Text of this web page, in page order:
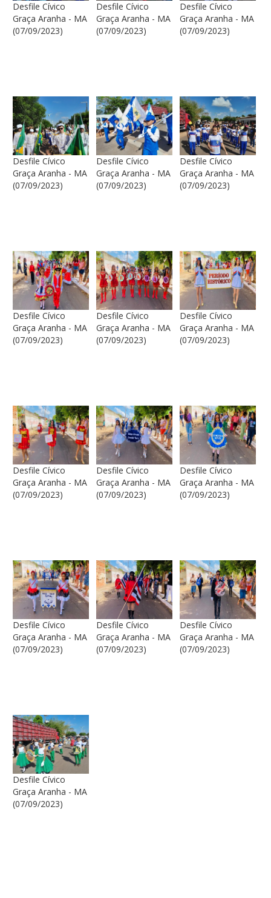
Desfile Cívico
Graça Aranha - MA
(07/09/2023)
Desfile Cívico
Graça Aranha - MA
(07/09/2023)
Desfile Cívico
Graça Aranha - MA
(07/09/2023)
Desfile Cívico
Graça Aranha - MA
(07/09/2023)
Desfile Cívico
Graça Aranha - MA
(07/09/2023)
Desfile Cívico
Graça Aranha - MA
(07/09/2023)
Desfile Cívico
Graça Aranha - MA
(07/09/2023)
Desfile Cívico
Graça Aranha - MA
(07/09/2023)
Desfile Cívico
Graça Aranha - MA
(07/09/2023)
Desfile Cívico
Graça Aranha - MA
(07/09/2023)
Desfile Cívico
Graça Aranha - MA
(07/09/2023)
Desfile Cívico
Graça Aranha - MA
(07/09/2023)
Desfile Cívico
Graça Aranha - MA
(07/09/2023)
Desfile Cívico
Graça Aranha - MA
(07/09/2023)
Desfile Cívico
Graça Aranha - MA
(07/09/2023)
Desfile Cívico
Graça Aranha - MA
(07/09/2023)